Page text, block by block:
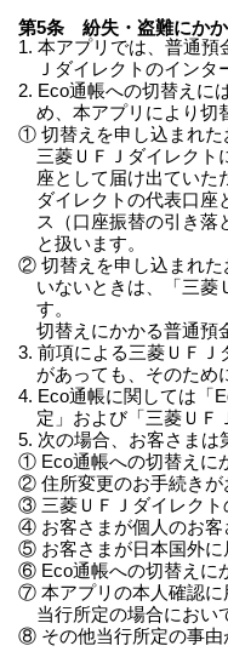
第5条 紛失・盗難にかか
1. 本アプリでは、普通
Ｊダイレクトのイン
2. Eco通帳への切替えに
め、本アプリにより切
① 切替えを申し込まれた
三菱ＵＦＪダイレクト
座として届け出ていた
ダイレクトの代表口座
ス（口座振替の引き落
と扱います。
② 切替えを申し込まれた
いないときは、「三菱
す。
切替えにかかる普通預
3. 前項による三菱ＵＦＪ
があっても、そのため
4. Eco通帳に関しては「
定」および「三菱ＵＦ
5. 次の場合、お客さまは
① Eco通帳への切替えに
② 住所変更のお手続きが
③ 三菱ＵＦＪダイレクト
④ お客さまが個人のお客
⑤ お客さまが日本国外に
⑥ Eco通帳への切替えに
⑦ 本アプリの本人確認に
当行所定の場合におい
⑧ その他当行所定の事由